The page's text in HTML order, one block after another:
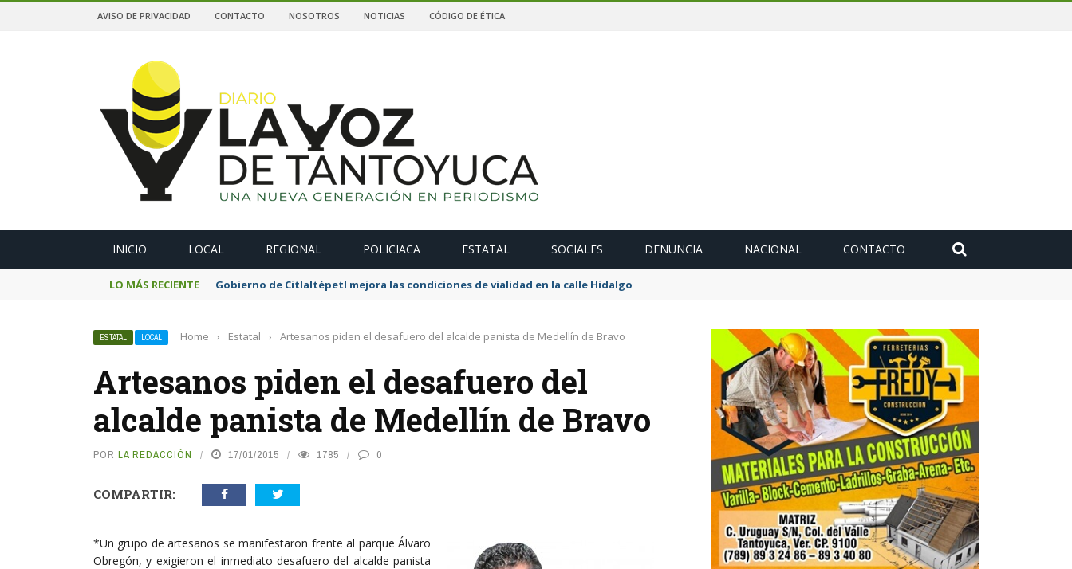
AVISO DE PRIVACIDAD CONTACTO NOSOTROS NOTICIAS CÓDIGO DE ÉTICA
INICIO LOCAL REGIONAL POLICIACA ESTATAL SOCIALES DENUNCIA NACIONAL CONTACTO
LO MÁS RECIENTE Gobierno de Citlaltépetl mejora las condiciones de vialidad en la calle Hidalgo
ESTATAL LOCAL Home › Estatal › Artesanos piden el desafuero del alcalde panista de Medellín de Bravo
Artesanos piden el desafuero del
alcalde panista de Medellín de Bravo
POR LA REDACCIÓN 17/01/2015 1785 0
COMPARTIR:
*Un grupo de artesanos se manifestaron frente al parque Álvaro
Obregón, y exigieron el inmediato desafuero del alcalde panista